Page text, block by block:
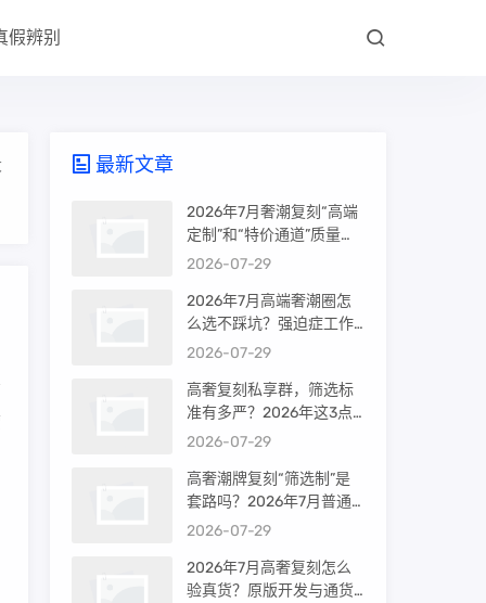
假辨别
最新文章
2026年7月奢潮复刻“高端
定制”和“特价通道”质量差
很多吗？内行人说出真相
2026-07-29
2026年7月高端奢潮圈怎
么选不踩坑？强迫症工作
室的筛选机制是真相还是
2026-07-29
高奢复刻私享群，筛选标
准有多严？2026年这3点
才是真相
2026-07-29
高奢潮牌复刻“筛选制”是
套路吗？2026年7月普通
买家能进高端群吗？
2026-07-29
2026年7月高奢复刻怎么
验真货？原版开发与通货